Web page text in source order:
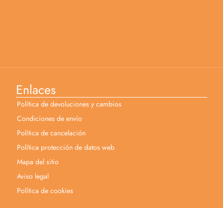
Enlaces
Política de devoluciones y cambios
Condiciones de envío
Política de cancelación
Política protección de datos web
Mapa del sitio
Aviso legal
Política de cookies